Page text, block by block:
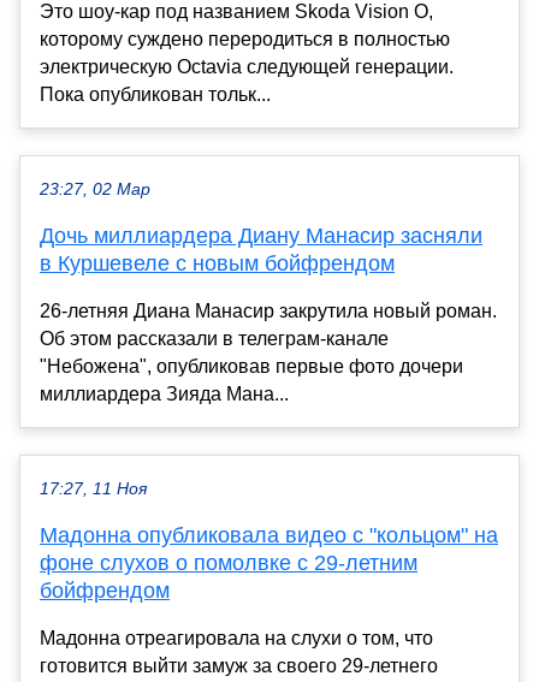
Это шоу-кар под названием Skoda Vision O,
которому суждено переродиться в полностью
электрическую Octavia следующей генерации.
Пока опубликован тольк...
23:27, 02 Мар
Дочь миллиардера Диану Манасир засняли
в Куршевеле с новым бойфрендом
26-летняя Диана Манасир закрутила новый роман.
Об этом рассказали в телеграм-канале
"Небожена", опубликовав первые фото дочери
миллиардера Зияда Мана...
17:27, 11 Ноя
Мадонна опубликовала видео с "кольцом" на
фоне слухов о помолвке с 29-летним
бойфрендом
Мадонна отреагировала на слухи о том, что
готовится выйти замуж за своего 29-летнего